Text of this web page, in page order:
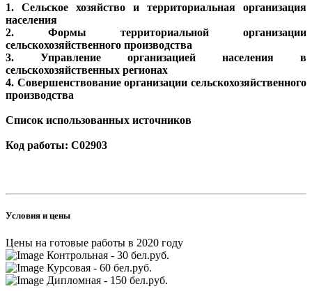
1. Сельское хозяйство и территориальная организация
населения
2. Формы территориальной организации
сельскохозяйственного производства
3. Управление организацией населения в
сельскохозяйственных регионах
4. Совершенствование организации сельскохозяйственного
производства
Список использованных источников
Код работы: C02903
Условия и цены
Цены на готовые работы в 2020 году
Контрольная - 30 бел.руб.
Курсовая - 60 бел.руб.
Дипломная - 150 бел.руб.